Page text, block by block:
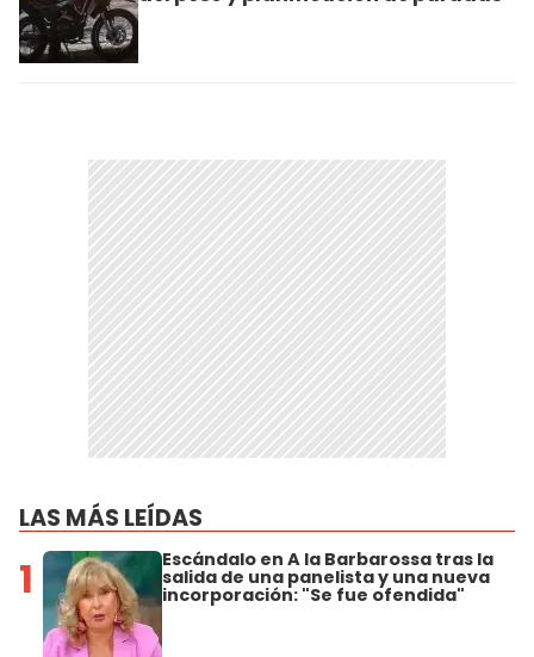
LAS MÁS LEÍDAS
1 Escándalo en A la Barbarossa tras la
salida de una panelista y una nueva
incorporación: "Se fue ofendida"